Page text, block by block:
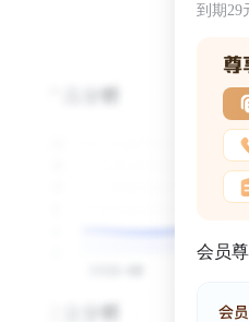
到期29
会员